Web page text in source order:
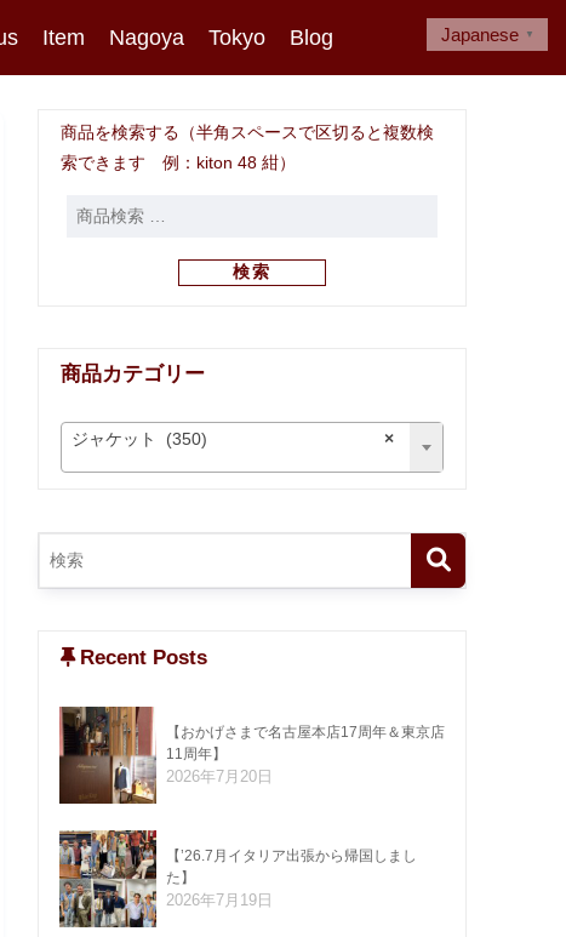
Item Nagoya Tokyo Blog
商品を検索する（半角スペースで区切ると複数検
索できます 例：kiton 48 紺）
検索
商品カテゴリー
×
ジャケット (350)
Recent Posts
【おかげさまで名古屋本店17周年＆東京店
11周年】
2026年7月20日
【’26.7月イタリア出張から帰国しまし
た】
2026年7月19日
Japanese ▼